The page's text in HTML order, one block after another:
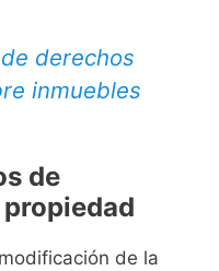
derechos
inmuebles
de
de la